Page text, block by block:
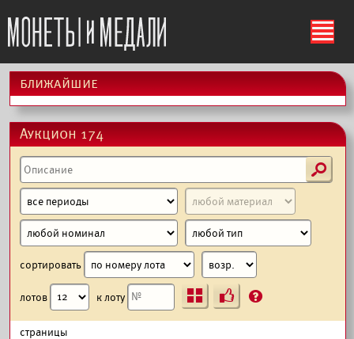
ś
ближайшие
Аукцион 174
s
сортировать
лотов к лоту Ъ ?
страницы